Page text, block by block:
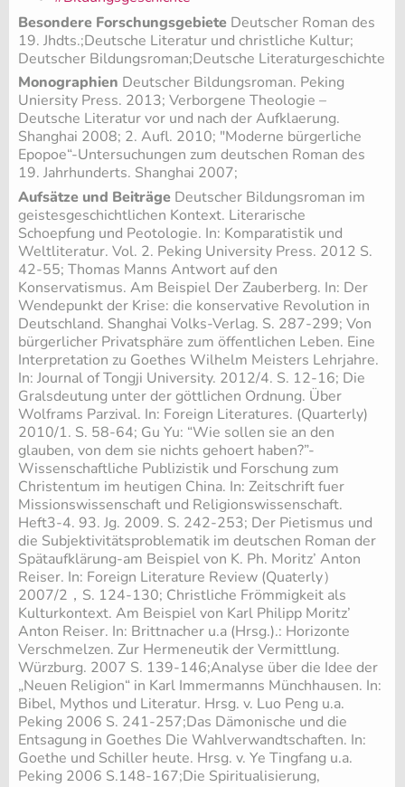
Besondere Forschungsgebiete Deutscher Roman des
19. Jhdts.;Deutsche Literatur und christliche Kultur;
Deutscher Bildungsroman;Deutsche Literaturgeschichte
Monographien Deutscher Bildungsroman. Peking
Uniersity Press. 2013; Verborgene Theologie –
Deutsche Literatur vor und nach der Aufklaerung.
Shanghai 2008; 2. Aufl. 2010; "Moderne bürgerliche
Epopoe“-Untersuchungen zum deutschen Roman des
19. Jahrhunderts. Shanghai 2007;
Aufsätze und Beiträge Deutscher Bildungsroman im
geistesgeschichtlichen Kontext. Literarische
Schoepfung und Peotologie. In: Komparatistik und
Weltliteratur. Vol. 2. Peking University Press. 2012 S.
42-55; Thomas Manns Antwort auf den
Konservatismus. Am Beispiel Der Zauberberg. In: Der
Wendepunkt der Krise: die konservative Revolution in
Deutschland. Shanghai Volks-Verlag. S. 287-299; Von
bürgerlicher Privatsphäre zum öffentlichen Leben. Eine
Interpretation zu Goethes Wilhelm Meisters Lehrjahre.
In: Journal of Tongji University. 2012/4. S. 12-16; Die
Gralsdeutung unter der göttlichen Ordnung. Über
Wolframs Parzival. In: Foreign Literatures. (Quarterly)
2010/1. S. 58-64; Gu Yu: “Wie sollen sie an den
glauben, von dem sie nichts gehoert haben?”-
Wissenschaftliche Publizistik und Forschung zum
Christentum im heutigen China. In: Zeitschrift fuer
Missionswissenschaft und Religionswissenschaft.
Heft3-4. 93. Jg. 2009. S. 242-253; Der Pietismus und
die Subjektivitätsproblematik im deutschen Roman der
Spätaufklärung-am Beispiel von K. Ph. Moritz’ Anton
Reiser. In: Foreign Literature Review (Quaterly）
2007/2，S. 124-130; Christliche Frömmigkeit als
Kulturkontext. Am Beispiel von Karl Philipp Moritz’
Anton Reiser. In: Brittnacher u.a (Hrsg.).: Horizonte
Verschmelzen. Zur Hermeneutik der Vermittlung.
Würzburg. 2007 S. 139-146;Analyse über die Idee der
„Neuen Religion“ in Karl Immermanns Münchhausen. In:
Bibel, Mythos und Literatur. Hrsg. v. Luo Peng u.a.
Peking 2006 S. 241-257;Das Dämonische und die
Entsagung in Goethes Die Wahlverwandtschaften. In:
Goethe und Schiller heute. Hrsg. v. Ye Tingfang u.a.
Peking 2006 S.148-167;Die Spiritualisierung,